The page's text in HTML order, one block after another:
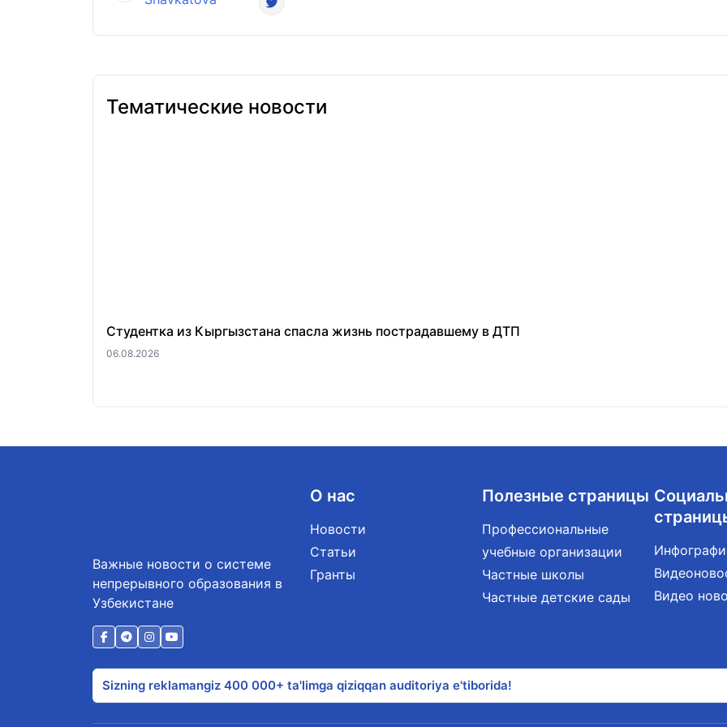
Тематические новости
Студентка из Кыргызстана спасла жизнь пострадавшему в ДТП
06.08.2026
Важные новости о системе
непрерывного образования в
Узбекистане
О нас
Новости
Статьи
Гранты
Полезные страницы
Профессиональные
учебные организации
Частные школы
Частные детские сады
Видео
Sizning reklamangiz 400 000+ ta'limga qiziqqan auditoriya e'tiborida!